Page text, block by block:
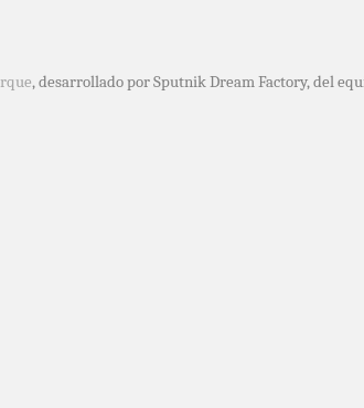
, desarrollado por Sputnik Dream Factory, del